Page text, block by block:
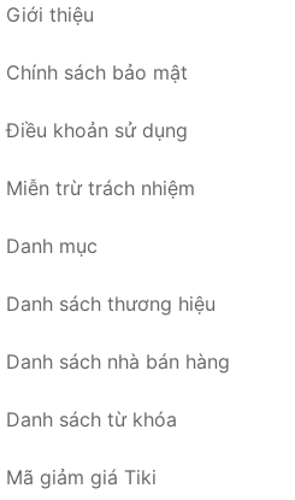
Giới thiệu
Chính sách bảo mật
Điều khoản sử dụng
Miễn trừ trách nhiệm
Danh mục
Danh sách thương hiệu
Danh sách nhà bán hàng
Danh sách từ khóa
Mã giảm giá Tiki